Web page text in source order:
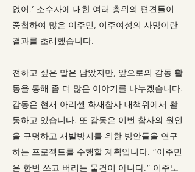
없어.’ 소수자에 대한 여러 층위의 편견들이
중첩하여 많은 이주민, 이주여성의 사망이란
결과를 초래했습니다.
전하고 싶은 말은 남았지만, 앞으로의 감동 활
동을 통해 좀 더 많은 이야기를 나누겠습니다.
감동은 현재 아리셀 화재참사 대책위에서 활
동하고 있습니다. 또 감동은 이번 참사의 원인
을 규명하고 재발방지를 위한 방안들을 연구
하는 프로젝트를 수행할 계획입니다. “이주민
은 한번 쓰고 버리는 물건이 아니다.” 이주노